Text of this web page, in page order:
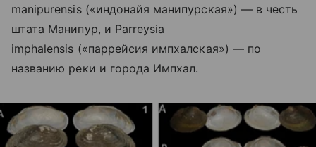
manipurensis («индонайя манипурская») — в честь
штата Манипур, и Parreysia
imphalensis («паррейсия импхалская») — по
названию реки и города Импхал.